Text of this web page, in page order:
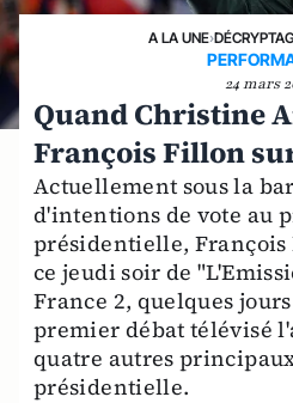
A LA UNE›
24 mars
Quand Christine
François Fillon
Actuellement sous la
d'intentions de vote au
présidentielle,
ce jeudi soir de
France 2, quelques
premier débat télévisé
quatre autres
présidentielle.